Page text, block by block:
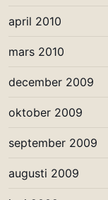
april 2010
mars 2010
december 2009
oktober 2009
september 2009
augusti 2009